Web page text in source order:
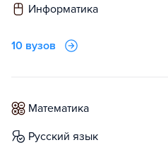
информатика
10 вузов
математика
русский язык